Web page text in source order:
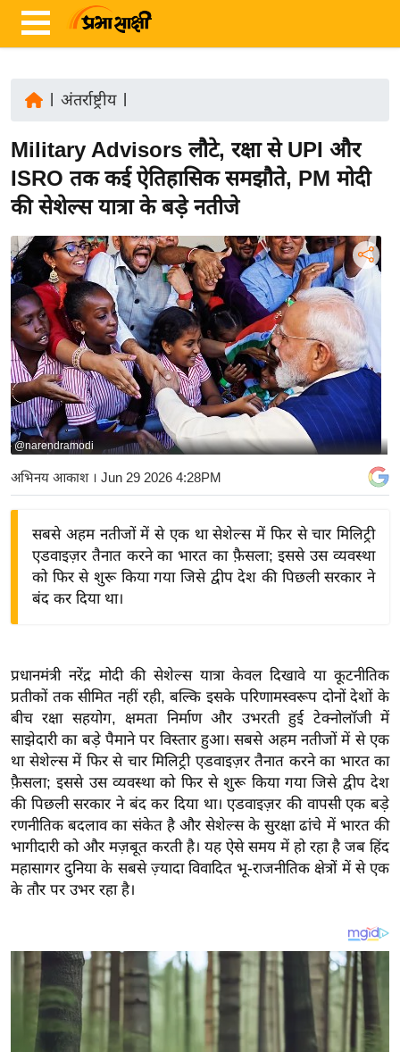
ज़ा
ख
ब
र
रा
ष्ट्री
य
अं
त
र्रा
ष्ट्री
य
बि
ज़
ने
द्यो
वि
शे
ष
ज्ञ
रा
य
ब
ज
ट
क्रि
अंतर्राष्ट्रीय|
Military Advisors लौटे, रक्षा से UPI और
ISRO तक कई ऐतिहासिक समझौते, PM मोदी
की सेशेल्स यात्रा के बड़े नतीजे
@narendramodi
अभिनय आकाश। Jun 29 2026 4:28PM
सबसे अहम नतीजों में से एक था सेशेल्स में फिर से चार मिलिट्री
एडवाइज़र तैनात करने का भारत का फ़ैसला; इससे उस व्यवस्था
को फिर से शुरू किया गया जिसे द्वीप देश की पिछली सरकार ने
बंद कर दिया था।
प्रधानमंत्री नरेंद्र मोदी की सेशेल्स यात्रा केवल दिखावे या कूटनीतिक
प्रतीकों तक सीमित नहीं रही, बल्कि इसके परिणामस्वरूप दोनों देशों के
बीच रक्षा सहयोग, क्षमता निर्माण और उभरती हुई टेक्नोलॉजी में
साझेदारी का बड़े पैमाने पर विस्तार हुआ। सबसे अहम नतीजों में से एक
था सेशेल्स में फिर से चार मिलिट्री एडवाइज़र तैनात करने का भारत का
फ़ैसला; इससे उस व्यवस्था को फिर से शुरू किया गया जिसे द्वीप देश
की पिछली सरकार ने बंद कर दिया था। एडवाइज़र की वापसी एक बड़े
रणनीतिक बदलाव का संकेत है और सेशेल्स के सुरक्षा ढांचे में भारत की
भागीदारी को और मज़बूत करती है। यह ऐसे समय में हो रहा है जब हिंद
महासागर दुनिया के सबसे ज़्यादा विवादित भू-राजनीतिक क्षेत्रों में से एक
के तौर पर उभर रहा है।